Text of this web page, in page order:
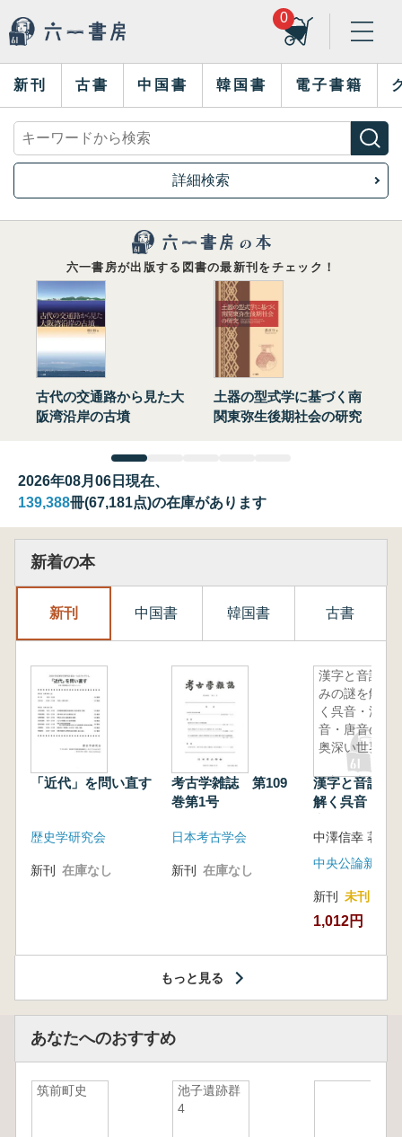
0
新刊 古書 中国書 韓国書 電子書籍
詳細検索
六一書房が出版する図書の最新刊をチェック！
古代の交通路から見た大
阪湾沿岸の古墳
土器の型式学に基づく南
関東弥生後期社会の研究
2026年08月06日現在、
139,388冊(67,181点)の在庫があります
新着の本
新刊 中国書 韓国書 古書
「近代」を問い直す
歴史学研究会
新刊 在庫なし
考古学雑誌 第109
巻第1号
日本考古学会
新刊 在庫なし
漢字と音読
みの謎を解
く呉音・漢
音・唐音の
奥深い世界
漢字と音読み
解く呉音・漢
中澤信幸 著
中央公論新社
新刊 未刊
1,012円
もっと見る
あなたへのおすすめ
筑前町史
池子遺跡群
4